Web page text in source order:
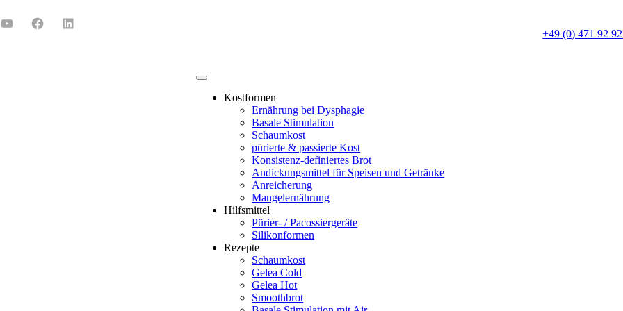
+49 (0) 471 92
Kostformen
Ernährung bei Dysphagie
Basale Stimulation
Schaumkost
pürierte & passierte Kost
Konsistenz-definiertes Brot
Andickungsmittel für Speisen und Getränke
Anreicherung
Mangelernährung
Hilfsmittel
Pürier- / Pacossiergeräte
Silikonformen
Rezepte
Schaumkost
Gelea Cold
Gelea Hot
Smoothbrot